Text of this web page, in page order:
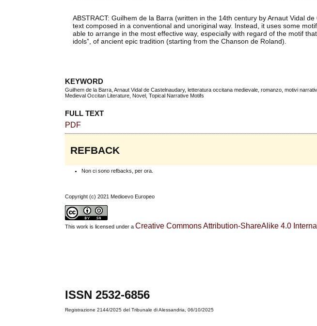
ABSTRACT: Guilhem de la Barra (written in the 14th century by Arnaut Vidal
text composed in a conventional and unoriginal way. Instead, it uses some
able to arrange in the most effective way, especially with regard of the motif
idols”, of ancient epic tradition (starting from the Chanson de Roland).
KEYWORD
Guilhem de la Barra, Arnaut Vidal de Castelnaudary, letteratura occitana medievale, romanzo, motivi
Medieval Occitan Literature, Novel, Topical Narrative Motifs
FULL TEXT
PDF
REFBACK
Non ci sono refbacks, per ora.
Copyright (c) 2021 Medioevo Europeo
This work is licensed under aCreative Commons Attribution-ShareAlike 4.0
ISSN 2532-6856
Registrazione 2144/2025 del Tribunale di Alessandria, 06/10/2025